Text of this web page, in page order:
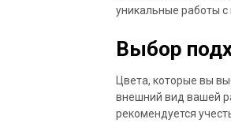
уникальные работы
Выбор
Цвета, которые вы
внешний вид вашей
рекомендуется